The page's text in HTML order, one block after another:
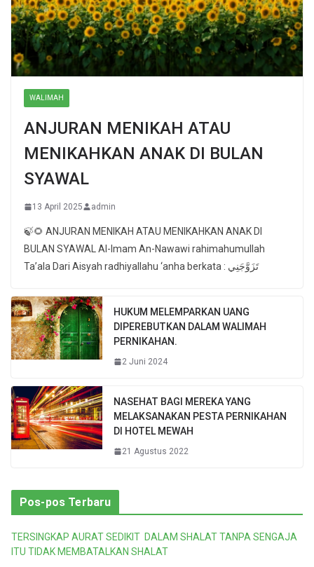
WALIMAH
ANJURAN MENIKAH ATAU
MENIKAHKAN ANAK DI BULAN
SYAWAL
13 April 2025 admin
🍃🌻 ANJURAN MENIKAH ATAU MENIKAHKAN ANAK DI
BULAN SYAWAL Al-Imam An-Nawawi rahimahumullah
Ta’ala Dari Aisyah radhiyallahu ‘anha berkata : تَزَوَّجَنِي
HUKUM MELEMPARKAN UANG
DIPEREBUTKAN DALAM WALIMAH
PERNIKAHAN.
2 Juni 2024
NASEHAT BAGI MEREKA YANG
MELAKSANAKAN PESTA PERNIKAHAN
DI HOTEL MEWAH
21 Agustus 2022
Pos-pos Terbaru
TERSINGKAP AURAT SEDIKIT DALAM SHALAT TANPA SENGAJA
ITU TIDAK MEMBATALKAN SHALAT